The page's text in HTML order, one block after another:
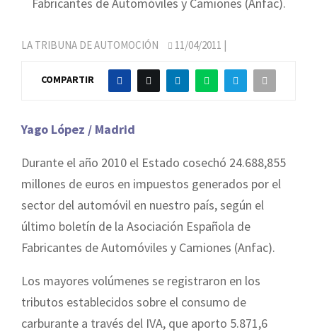
LA TRIBUNA DE AUTOMOCIÓN 11/04/2011 |
COMPARTIR
Yago López / Madrid
Durante el año 2010 el Estado cosechó 24.688,855
millones de euros en impuestos generados por el
sector del automóvil en nuestro país, según el
último boletín de la Asociación Española de
Fabricantes de Automóviles y Camiones (Anfac).
Los mayores volúmenes se registraron en los
tributos establecidos sobre el consumo de
carburante a través del IVA, que aporto 5.871,6